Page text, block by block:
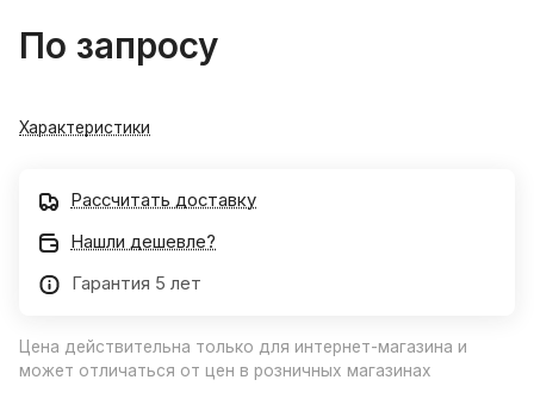
По запросу
Характеристики
Рассчитать доставку
Нашли дешевле?
Гарантия 5 лет
Цена действительна только для интернет-магазина и
может отличаться от цен в розничных магазинах